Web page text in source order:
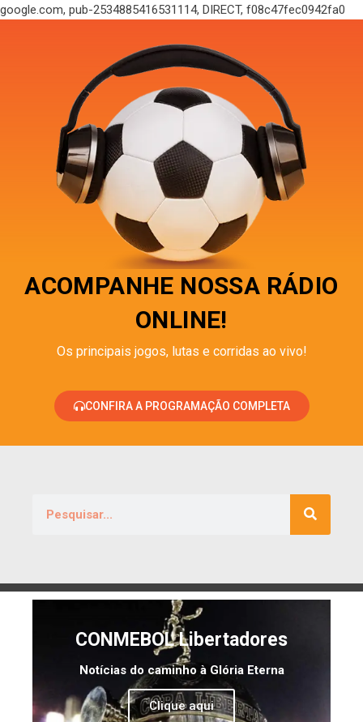
google.com, pub-2534885416531114, DIRECT, f08c47fec0942fa0
ACOMPANHE NOSSA RÁDIO
ONLINE!
Os principais jogos, lutas e corridas ao vivo!
CONFIRA A PROGRAMAÇÃO COMPLETA
CONMEBOL Libertadores
Notícias do caminho à Glória Eterna
Clique aqui